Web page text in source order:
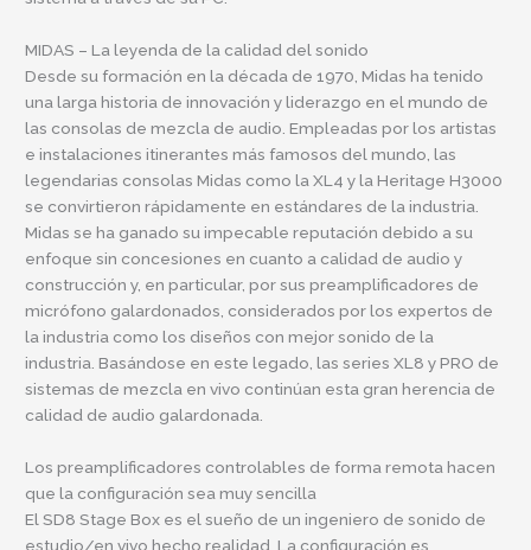
MIDAS – La leyenda de la calidad del sonido
Desde su formación en la década de 1970, Midas ha tenido
una larga historia de innovación y liderazgo en el mundo de
las consolas de mezcla de audio. Empleadas por los artistas
e instalaciones itinerantes más famosos del mundo, las
legendarias consolas Midas como la XL4 y la Heritage H3000
se convirtieron rápidamente en estándares de la industria.
Midas se ha ganado su impecable reputación debido a su
enfoque sin concesiones en cuanto a calidad de audio y
construcción y, en particular, por sus preamplificadores de
micrófono galardonados, considerados por los expertos de
la industria como los diseños con mejor sonido de la
industria. Basándose en este legado, las series XL8 y PRO de
sistemas de mezcla en vivo continúan esta gran herencia de
calidad de audio galardonada.
Los preamplificadores controlables de forma remota hacen
que la configuración sea muy sencilla
El SD8 Stage Box es el sueño de un ingeniero de sonido de
estudio/en vivo hecho realidad. La configuración es